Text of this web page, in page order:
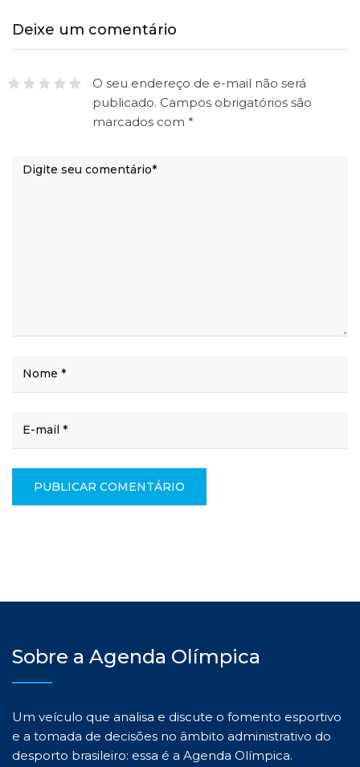
Deixe um comentário
O seu endereço de e-mail não será
publicado. Campos obrigatórios são
marcados com *
Sobre a Agenda Olímpica
Um veículo que analisa e discute o fomento esportivo
e a tomada de decisões no âmbito administrativo do
desporto brasileiro: essa é a Agenda Olímpica.